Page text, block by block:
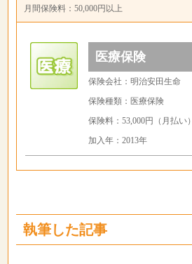
月間保険料：50,000円以上
医療保険
保険会社：明治安田生命
保険種類：医療保険
保険料：53,000円（月払い）
加入年：2013年
執筆した記事